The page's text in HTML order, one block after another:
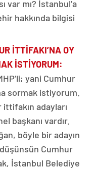
var mı? İstanbul’a
hakkında bilgisi
İTTİFAKI’NAOY
İSTİYORUM:
yani Cumhur
sormak istiyorum.
adayları
başkanı vardır.
böyle bir adayın
Cumhur
İstanbul Belediye